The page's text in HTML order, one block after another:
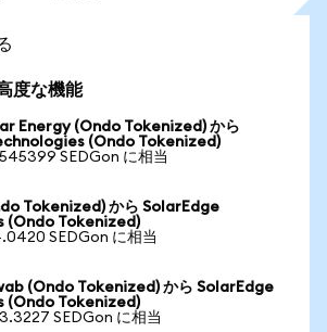
度な機能
Energy (Ondo Tokenized) から
(Ondo Tokenized)
SEDGon に相当
Tokenized) から SolarEdge
(Ondo Tokenized)
SEDGon に相当
(Ondo Tokenized) から SolarEdge
(Ondo Tokenized)
SEDGon に相当